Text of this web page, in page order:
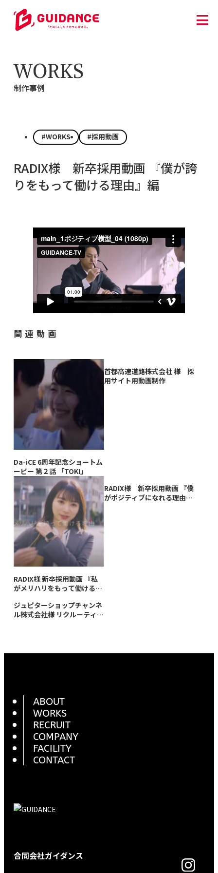
WORKS
制作事例
#WORKS #採用動画
RADIX様 新卒採用動画 『僕が誇
りをもって働ける理由』編
関連動画
Da-iCE 6周年記念ショートム
ービー 第２話 「TOKI」
首都高速道路株式会社 様 採
用サイト用動画制作
RADIX様 新卒採用動画 『私
がメリハリをもって働ける理
RADIX様 新卒採用動画 『僕
がポジティブになれる理由』
ジュピターショップチャンネ
ル株式会社様 リクルーティン
ABOUT
WORKS
RECRUIT
COMPANY
FACILITY
CONTACT
合同会社ガイダンス